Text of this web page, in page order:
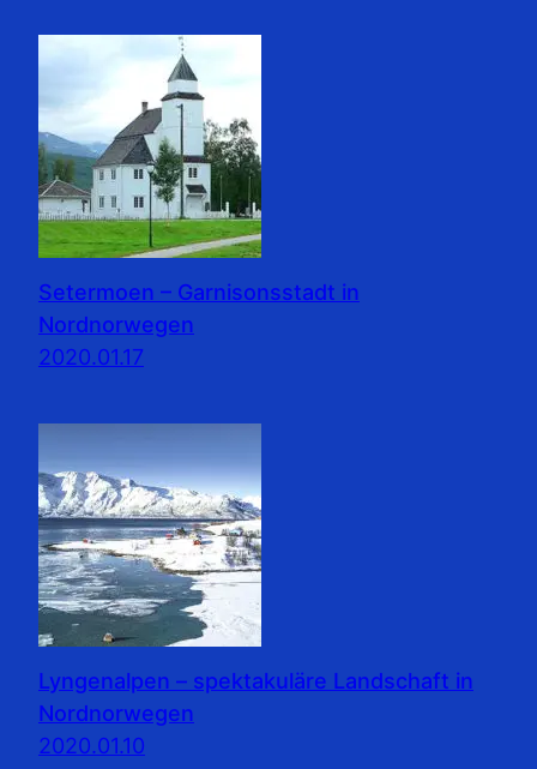
Setermoen – Garnisonsstadt in
Nordnorwegen
2020.01.17
Lyngenalpen – spektakuläre Landschaft in
Nordnorwegen
2020.01.10